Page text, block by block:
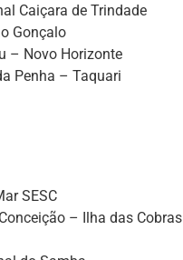
Caiçara de Trindade
Gonçalo
– Novo Horizonte
Penha – Taquari
SESC
– Ilha das Cobras